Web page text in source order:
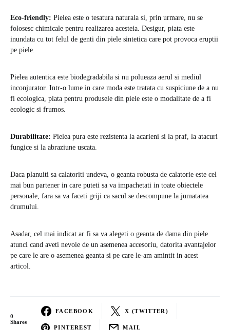
Eco-friendly: Pielea este o tesatura naturala si, prin urmare, nu se
folosesc chimicale pentru realizarea acesteia. Desigur, piata este
inundata cu tot felul de genti din piele sintetica care pot provoca eruptii
pe piele.
Pielea autentica este biodegradabila si nu polueaza aerul si mediul
inconjurator. Intr-o lume in care moda este tratata cu suspiciune de a nu
fi ecologica, plata pentru produsele din piele este o modalitate de a fi
ecologic si frumos.
Durabilitate: Pielea pura este rezistenta la acarieni si la praf, la atacuri
fungice si la abraziune uscata.
Daca planuiti sa calatoriti undeva, o geanta robusta de calatorie este cel
mai bun partener in care puteti sa va impachetati in toate obiectele
personale, fara sa va faceti griji ca sacul se descompune la jumatatea
drumului.
Asadar, cel mai indicat ar fi sa va alegeti o geanta de dama din piele
atunci cand aveti nevoie de un asemenea accesoriu, datorita avantajelor
pe care le are o asemenea geanta si pe care le-am amintit in acest
articol.
0
Shares
FACEBOOK X (TWITTER)
PINTEREST MAIL